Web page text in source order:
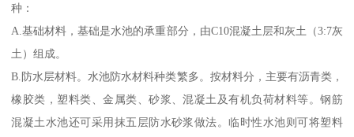
种：
A.基础材料，基础是水池的承重部分，由C10混凝土层和灰土（3:7灰
土）组成。
B.防水层材料。水池防水材料种类繁多。按材料分，主要有沥青类，
橡胶类，塑料类、金属类、砂浆、混凝土及有机负荷材料等。钢筋
混凝土水池还可采用抹五层防水砂浆做法。临时性水池则可将塑料